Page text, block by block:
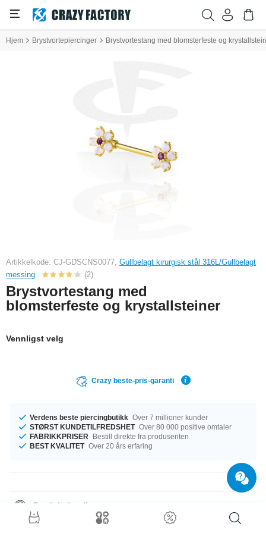
Hjem Brystvortepiercinger Brystvortestang med blomsterfeste og
Artikkelkode: CJ-GDSCNS0077, Gullbelagt kirurgisk stål 316L/Gullbelagt
messing
(2)
Brystvortestang med
blomsterfeste og krystallsteiner
Vennligst velg
Crazy beste-pris-garanti
Verdens beste piercingbutikk Over 7 millioner kunder
STØRST KUNDETILFREDSHET Over 80 000 positive omtaler
FABRIKKPRISER
Bestill direkte fra produsenten
BEST KVALITET Over 20 års erfaring
Produktdetaljer
Tilgjengelig med et mål på 1.6 mm. Du kan velge en lengde fra 10 mm til